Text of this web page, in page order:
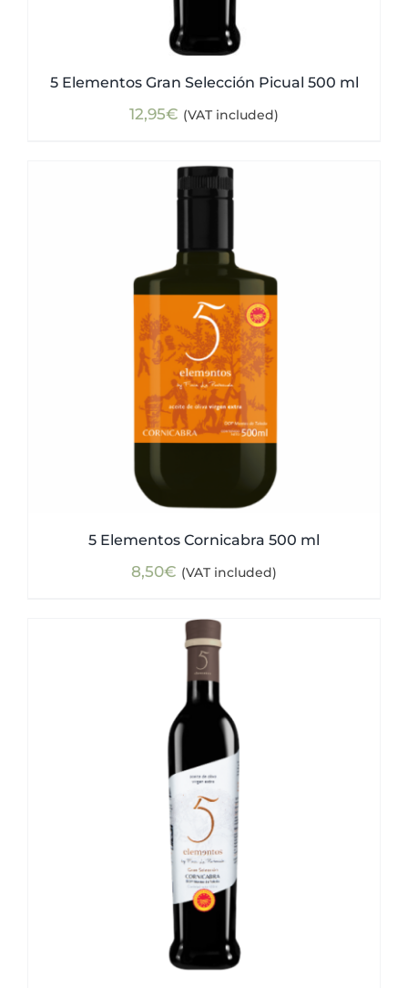
5 Elementos Gran Selección Picual 500 ml
12,95€ (VAT included)
5 Elementos Cornicabra 500 ml
8,50€ (VAT included)